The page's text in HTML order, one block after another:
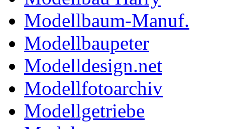
Modellbaum-Manuf.
Modellbaupeter
Modelldesign.net
Modellfotoarchiv
Modellgetriebe